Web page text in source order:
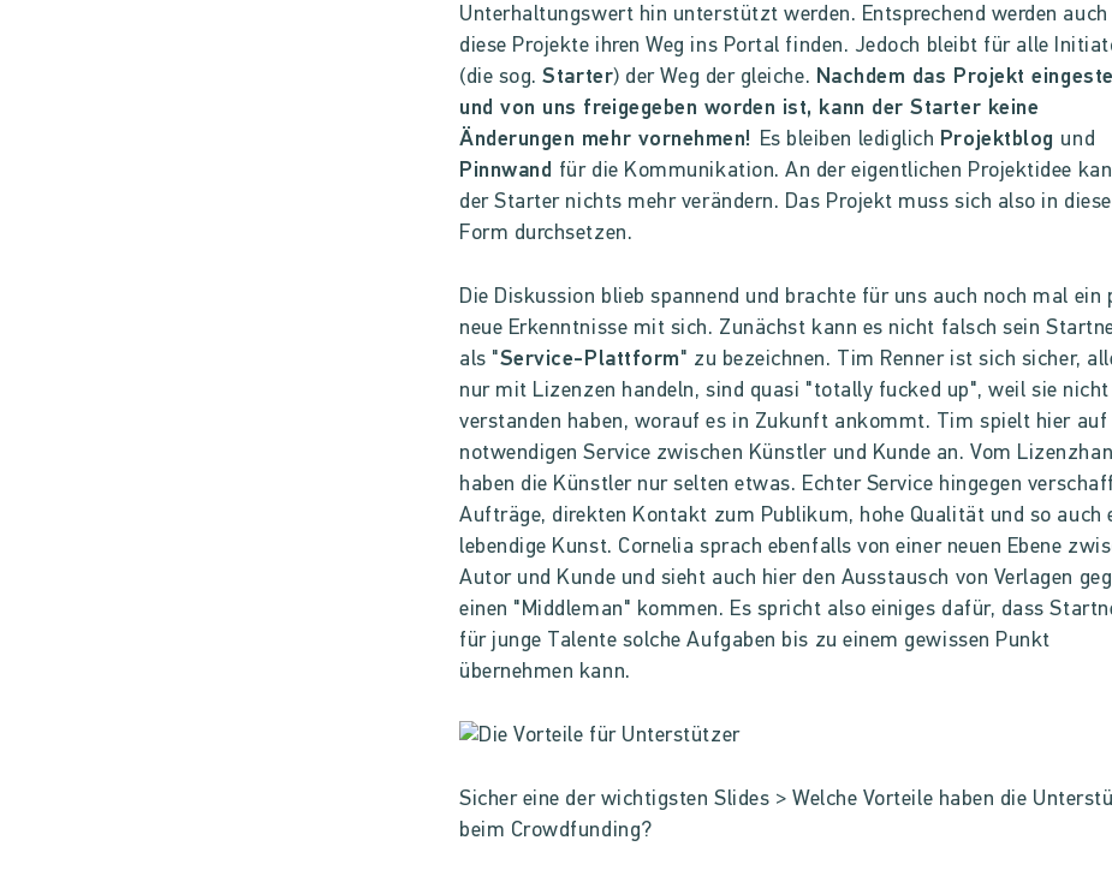
Unterhaltungswert hin unterstützt werden. Entsprechend werden auch
diese Projekte ihren Weg ins Portal finden. Jedoch bleibt für alle
(die sog.Starter) der Weg der gleiche. Nachdem das Projekt
und von uns freigegeben worden ist, kann der Starter keine
Änderungen mehr vornehmen! Es bleiben lediglich Projektblog und
Pinnwand für die Kommunikation. An der eigentlichen Projektidee
der Starter nichts mehr verändern. Das Projekt muss sich also in
Form durchsetzen.
Die Diskussion blieb spannend und brachte für uns auch noch mal ein
neue Erkenntnisse mit sich. Zunächst kann es nicht falsch sein
als "Service-Plattform" zu bezeichnen. Tim Renner ist sich sicher,
nur mit Lizenzen handeln, sind quasi "totally fucked up", weil sie nicht
verstanden haben, worauf es in Zukunft ankommt. Tim spielt hier auf
notwendigen Service zwischen Künstler und Kunde an. Vom
haben die Künstler nur selten etwas. Echter Service hingegen
Aufträge, direkten Kontakt zum Publikum, hohe Qualität und so auch
lebendige Kunst. Cornelia sprach ebenfalls von einer neuen Ebene
Autor und Kunde und sieht auch hier den Ausstausch von Verlagen
einen "Middleman" kommen. Es spricht also einiges dafür, dass
für junge Talente solche Aufgaben bis zu einem gewissen Punkt
übernehmen kann.
Sicher eine der wichtigsten Slides > Welche Vorteile haben die
beim Crowdfunding?